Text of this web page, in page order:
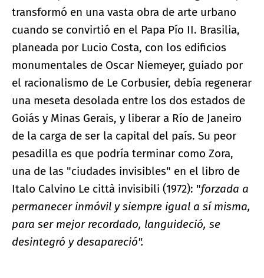
transformó en una vasta obra de arte urbano
cuando se convirtió en el Papa Pío II. Brasilia,
planeada por Lucio Costa, con los edificios
monumentales de Oscar Niemeyer, guiado por
el racionalismo de Le Corbusier, debía regenerar
una meseta desolada entre los dos estados de
Goiás y Minas Gerais, y liberar a Río de Janeiro
de la carga de ser la capital del país. Su peor
pesadilla es que podría terminar como Zora,
una de las "ciudades invisibles" en el libro de
Italo Calvino Le città invisibili (1972): "forzada a
permanecer inmóvil y siempre igual a sí misma,
para ser mejor recordado, languideció, se
desintegró y desapareció".